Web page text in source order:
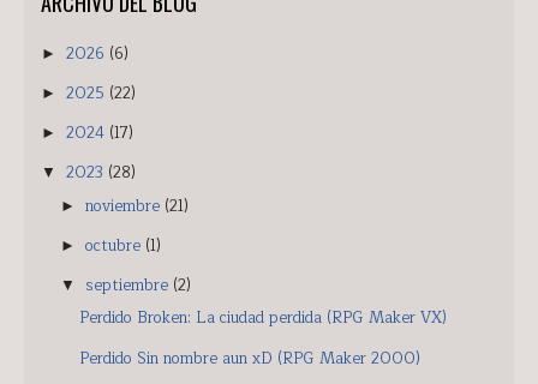
► 2026 (6)
► 2025 (22)
► 2024 (17)
▼ 2023 (28)
► noviembre (21)
► octubre (1)
▼ septiembre (2)
Perdido Broken: La ciudad perdida (RPG Maker VX)
Perdido Sin nombre aun xD (RPG Maker 2000)